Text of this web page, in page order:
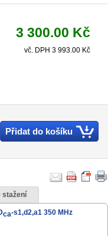
3 300.00 Kč
vč. DPH 3 993.00 Kč
Přidat do košíku
stažení
ca-s1,d2,a1 350 MHz